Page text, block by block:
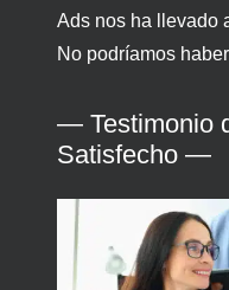
Ads nos ha llevado
No podríamos
— Testimonio
Satisfecho —